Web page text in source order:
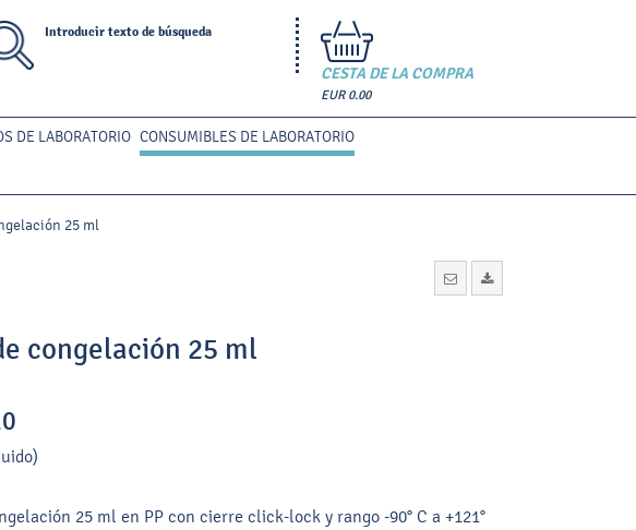
Introducir texto de búsqueda
CESTA DE LA COMPRA
EUR 0.00
DE LABORATORIO CONSUMIBLES DE LABORATORIO
25 ml
congelación 25 ml
25 ml en PP con cierre click-lock y rango -90° C a +121°